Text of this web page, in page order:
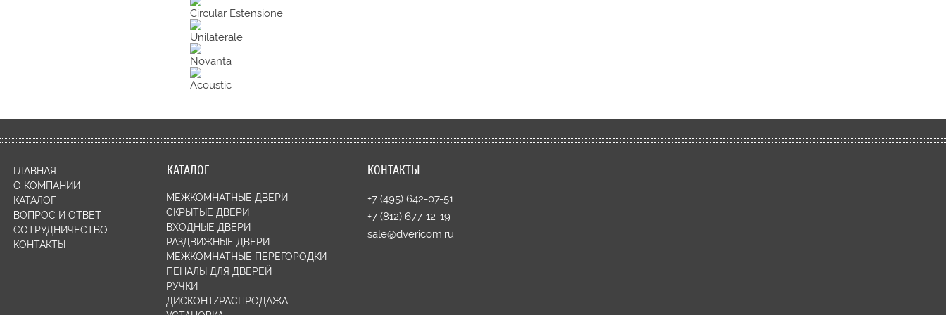
Circular Estensione
Unilaterale
Novanta
Acoustic
ГЛАВНАЯ
О КОМПАНИИ
КАТАЛОГ
ВОПРОС И ОТВЕТ
СОТРУДНИЧЕСТВО
КОНТАКТЫ
КАТАЛОГ
МЕЖКОМНАТНЫЕ ДВЕРИ
СКРЫТЫЕ ДВЕРИ
ВХОДНЫЕ ДВЕРИ
РАЗДВИЖНЫЕ ДВЕРИ
МЕЖКОМНАТНЫЕ ПЕРЕГОРОДКИ
ПЕНАЛЫ ДЛЯ ДВЕРЕЙ
РУЧКИ
ДИСКОНТ/РАСПРОДАЖА
КОНТАКТЫ
+7 (495) 642-07-51
+7 (812) 677-12-19
sale@dvericom.ru